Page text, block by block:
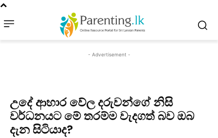
- Advertisement -
උදේ ආහාර වේල දරුවන්ගේ නිසි
වර්ධනයට මේ තරම්ම වැදගත් බව ඔබ
දැන සිටියාද?